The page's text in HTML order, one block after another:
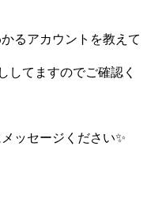
るアカウントを教えて
してますのでご確認く
ッセージください✨